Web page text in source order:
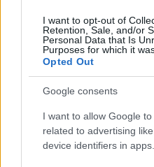
I want to opt-out of
Retention, Sale, and/or
Personal Data that Is
Purposes for which it
Opted Out
Google consents
I want to allow Google
related to advertising
device identifiers in apps.
Τρόποι Πληρωμής
Τρόποι Αποστολής
Πολιτική επιστροφών
Όροι Χρήσης
Επικοινωνία
Επώνυμο